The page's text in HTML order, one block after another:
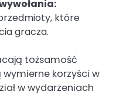
które
gracza.
tożsamość
korzyści w
w wydarzeniach